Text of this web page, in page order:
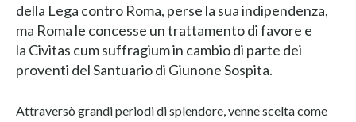
della Lega contro Roma, perse la sua indipendenza,
ma Roma le concesse un trattamento di favore e
la Civitas cum suffragium in cambio di parte dei
proventi del Santuario di Giunone Sospita.
Attraversò grandi periodi di splendore, venne scelta come